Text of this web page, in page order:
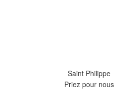
Saint Philippe
Priez pour nous